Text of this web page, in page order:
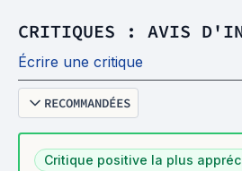
CRITIQUES : AVIS
Écrire une critique
RECOMMANDÉES
Critique positive la plus